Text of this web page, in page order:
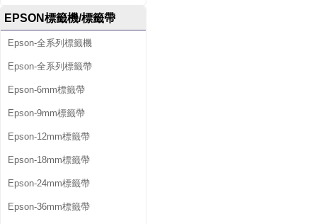
EPSON標籤機/標籤帶
Epson-全系列標籤機
Epson-全系列標籤帶
Epson-6mm標籤帶
Epson-9mm標籤帶
Epson-12mm標籤帶
Epson-18mm標籤帶
Epson-24mm標籤帶
Epson-36mm標籤帶